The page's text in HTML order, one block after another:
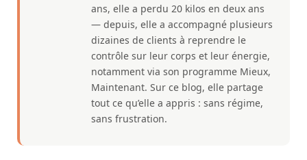
ans, elle a perdu 20 kilos en deux ans
— depuis, elle a accompagné plusieurs
dizaines de clients à reprendre le
contrôle sur leur corps et leur énergie,
notamment via son programme Mieux,
Maintenant. Sur ce blog, elle partage
tout ce qu’elle a appris : sans régime,
sans frustration.